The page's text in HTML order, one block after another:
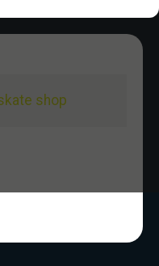
shop